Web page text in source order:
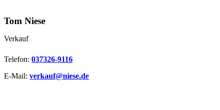
Tom Niese
Verkauf
Telefon: 037326-9116
E-Mail: verkauf@niese.de